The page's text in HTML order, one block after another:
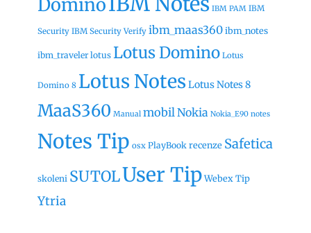
Domino
IBM PAM IBM
Security IBM Security Verify ibm_maas360ibm_notes
ibm_traveler lotus Lotus Domino Lotus
Domino 8 Lotus Notes Lotus Notes 8
MaaS360 Manual mobil Nokia Nokia_E90 notes
Notes Tip osx PlayBook recenze Safetica
skoleni SUTOLUser TipWebex Tip
Ytria